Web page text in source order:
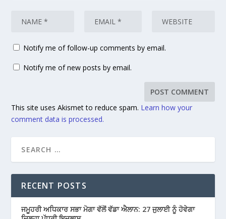
Notify me of follow-up comments by email.
Notify me of new posts by email.
This site uses Akismet to reduce spam. Learn how your
comment data is processed.
RECENT POSTS
ਜਮੂਹਰੀ ਅਧਿਕਾਰ ਸਭਾ ਮੋਗਾ ਵੱਲੋਂ ਵੱਡਾ ਐਲਾਨ: 27 ਜੁਲਾਈ ਨੂੰ ਹੋਵੇਗਾ